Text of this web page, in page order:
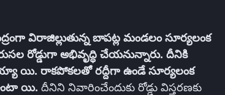
విరాజిల్లుతున్న బాపట్ల మండలం సూర్యలంక
రోడ్డుగా అభివృద్ధి చేయనున్నారు. దీనికి
యి. రాకపోకలతో రద్దీగా ఉండే సూర్యలంక
యి. దీనిని నివారించేందుకు రోడ్డు విస్తరణకు